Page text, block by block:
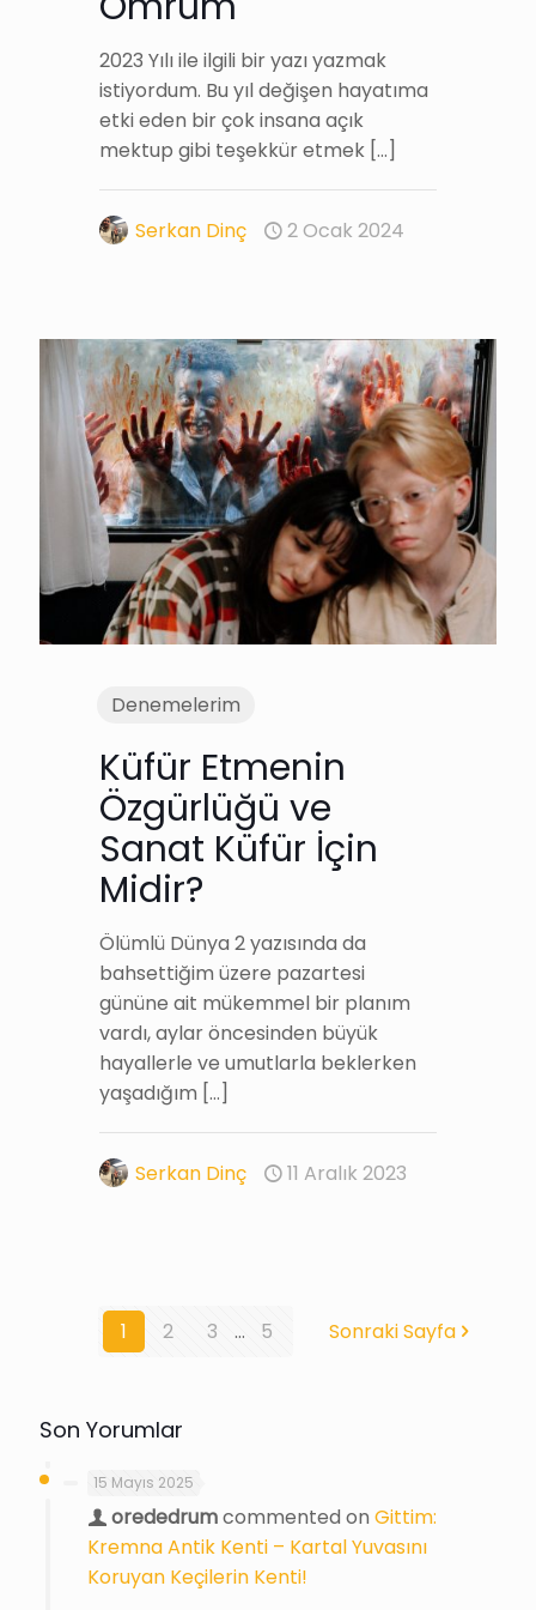
2023 Yılı ile ilgili bir yazı yazmak
istiyordum. Bu yıl değişen hayatıma
etki eden bir çok insana açık
mektup gibi teşekkür etmek […]
Serkan Dinç 2 Ocak 2024
Denemelerim
Küfür Etmenin
Özgürlüğü ve
Sanat Küfür İçin
Midir?
Ölümlü Dünya 2 yazısında da
bahsettiğim üzere pazartesi
gününe ait mükemmel bir planım
vardı, aylar öncesinden büyük
hayallerle ve umutlarla beklerken
yaşadığım […]
Serkan Dinç 11 Aralık 2023
1 2 3 ... 5 Sonraki Sayfa
Son Yorumlar
15 Mayıs 2025
orededrumcommented on Gittim:
Kremna Antik Kenti – Kartal Yuvasını
Koruyan Keçilerin Kenti!